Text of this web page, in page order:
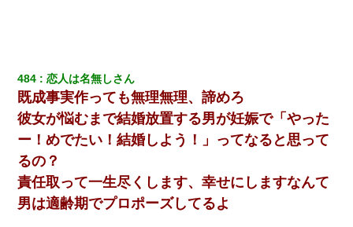
結婚生活10ヶ月目で嫁から一方的に「もう冷めた」と離婚切り出
された
妻と同居し始めたときから、よく妻が「どこかで音漏れしてな
い？音楽聞こえる」と言っていて…
【復讐】義兄嫁「生活費、足りない分を貸してほしい」私「貸す
484 恋人は名無しさん
既成事実作っても無理無理、諦めろ
彼女が悩むまで結婚放置する男が妊娠で「やった
ー！めでたい！結婚しよう！」ってなると思って
るの？
責任取って一生尽くします、幸せにしますなんて
男は適齢期でプロポーズしてるよ